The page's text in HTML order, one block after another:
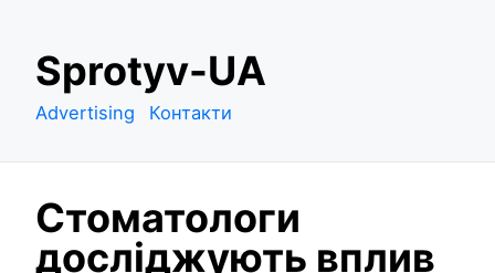
k
c
o
n
Sprotyv-UA
Advertising Контакти
Стоматологи
досліджують вплив